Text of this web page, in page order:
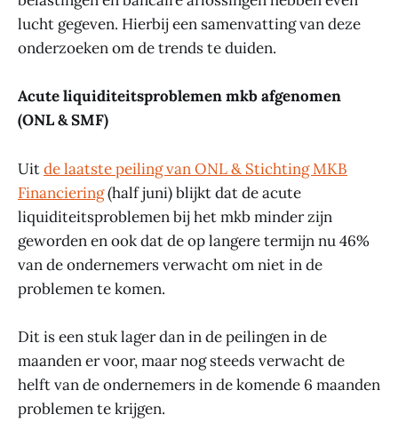
lucht gegeven. Hierbij een samenvatting van deze
onderzoeken om de trends te duiden.
Acute liquiditeitsproblemen mkb afgenomen
(ONL & SMF)
Uitde laatste peiling van ONL & Stichting MKB
Financiering(half juni) blijkt dat de acute
liquiditeitsproblemen bij het mkb minder zijn
geworden en ook dat de op langere termijn nu 46%
van de ondernemers verwacht om niet in de
problemen te komen.
Dit is een stuk lager dan in de peilingen in de
maanden er voor, maar nog steeds verwacht de
helft van de ondernemers in de komende 6 maanden
problemen te krijgen.